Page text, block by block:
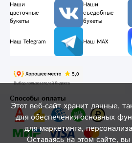
Этот веб-сайт хранит данные,
для обеспечения основных
для маркетинга,
Оставаясь на этом сайте,
Наши
цветочные
букеты
Наши
съедобные
букеты
Наш Telegram Наш MAX
Способы оплаты